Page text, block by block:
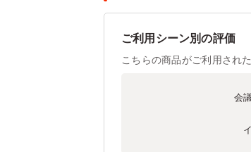
ご利用シーン別の評価
こちらの商品がご利用され
会